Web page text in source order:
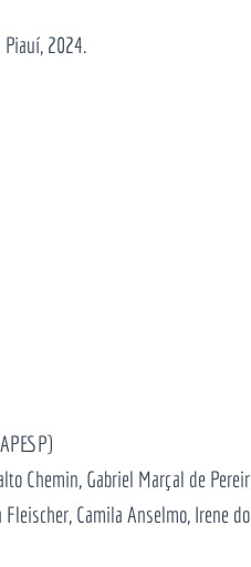
Piauí, 2024.
Chemin, Gabriel Marçal de
Camila Anselmo, Irene